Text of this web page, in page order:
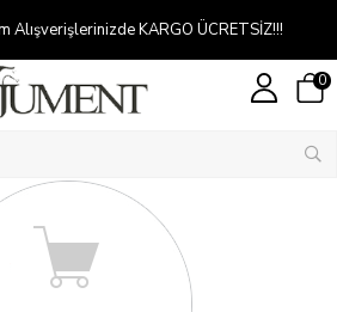
Alışverişlerinizde KARGO ÜCRETSİZ!!!
0